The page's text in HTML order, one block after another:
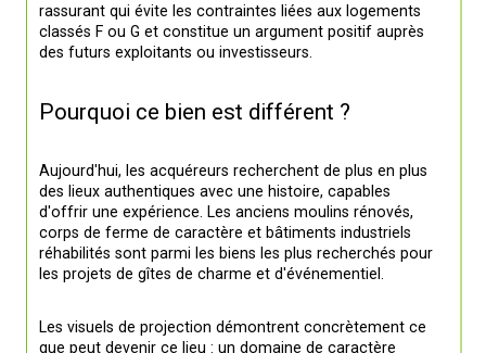
rassurant qui évite les contraintes liées aux logements
classés F ou G et constitue un argument positif auprès
des futurs exploitants ou investisseurs.
Pourquoi ce bien est différent ?
Aujourd'hui, les acquéreurs recherchent de plus en plus
des lieux authentiques avec une histoire, capables
d'offrir une expérience. Les anciens moulins rénovés,
corps de ferme de caractère et bâtiments industriels
réhabilités sont parmi les biens les plus recherchés pour
les projets de gîtes de charme et d'événementiel.
Les visuels de projection démontrent concrètement ce
que peut devenir ce lieu : un domaine de caractère